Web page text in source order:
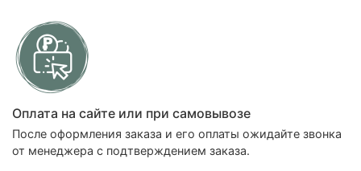
Оплата на сайте или при самовывозе
После оформления заказа и его оплаты ожидайте звонка
от менеджера с подтверждением заказа.